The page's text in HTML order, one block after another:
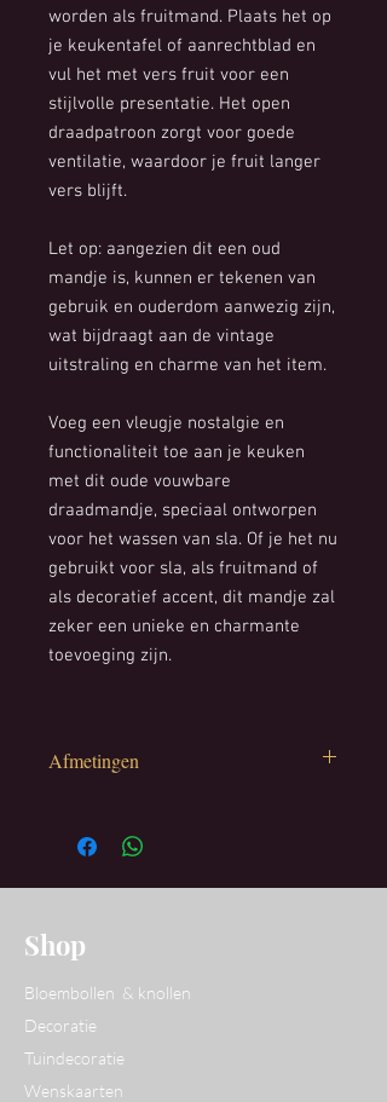
worden als fruitmand. Plaats het op
je keukentafel of aanrechtblad en
vul het met vers fruit voor een
stijlvolle presentatie. Het open
draadpatroon zorgt voor goede
ventilatie, waardoor je fruit langer
vers blijft.
Let op: aangezien dit een oud
mandje is, kunnen er tekenen van
gebruik en ouderdom aanwezig zijn,
wat bijdraagt aan de vintage
uitstraling en charme van het item.
Voeg een vleugje nostalgie en
functionaliteit toe aan je keuken
met dit oude vouwbare
draadmandje, speciaal ontworpen
voor het wassen van sla. Of je het nu
gebruikt voor sla, als fruitmand of
als decoratief accent, dit mandje zal
zeker een unieke en charmante
toevoeging zijn.
Afmetingen
Diameter: 20 cm
Shop
Bloembollen & knollen
Decoratie
Tuindecoratie
Wenskaarten